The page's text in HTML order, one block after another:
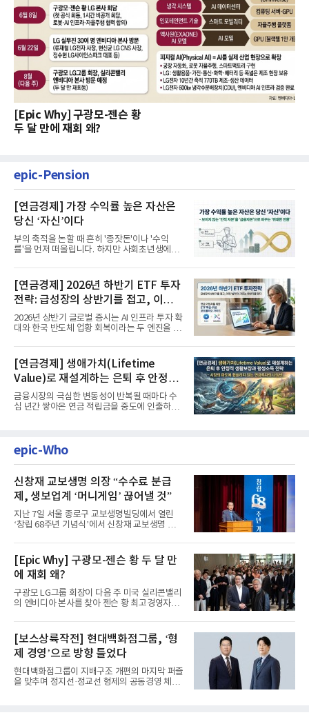
[Epic Why] 구광모-젠슨 황
두 달 만에 재회 왜?
epic-Pension
[연금경제] 가장 수익률 높은 자산은
당신 ‘자신’이다
부의 축적을 논할 때 흔히 '종잣돈'이나 '수익
률'을 먼저 떠올립니다. 하지만 사회초년생에게
[연금경제] 2026년 하반기 ETF 투자
전략: 급성장의 상반기를 접고, 이제
'실적'이 가르는 하반기를 맞다
2026년 상반기 글로벌 증시는 AI 인프라 투자 확
대와 한국 반도체 업황 회복이라는 두 엔진을 달
[연금경제] 생애가치(Lifetime
Value)로 재설계하는 은퇴 후 안정적
생활보장과 평생소득 전략
금융시장의 극심한 변동성이 반복될 때마다 수
십 년간 쌓아온 연금 적립금을 중도에 인출하거
epic-Who
신창재 교보생명 의장 “수수료 분급
제, 생보업계 ‘머니게임’ 끊어낼 것”
지난 7일 서울 종로구 교보생명빌딩에서 열린
‘창립 68주년 기념식’에서 신창재 교보생명 대
[Epic Why] 구광모-젠슨 황 두 달 만
에 재회 왜?
구광모 LG그룹 회장이 다음 주 미국 실리콘밸리
의 엔비디아 본사를 찾아 젠슨 황 최고경영자
[보스상륙작전] 현대백화점그룹, ‘형
제 경영’으로 방향 틀었다
현대백화점그룹이 지배구조 개편의 마지막 퍼즐
을 맞추며 정지선·정교선 형제의 공동경영 체제